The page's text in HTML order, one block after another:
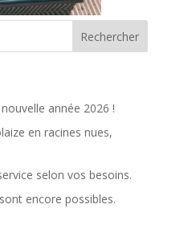
année 2026 !
en racines nues,
selon vos besoins.
encore possibles.